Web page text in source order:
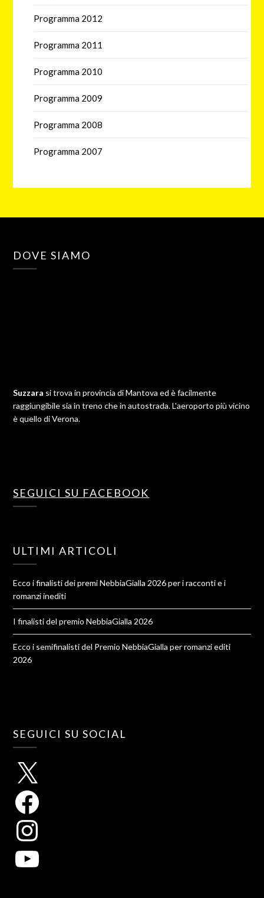
Programma 2012
Programma 2011
Programma 2010
Programma 2009
Programma 2008
Programma 2007
DOVE SIAMO
Suzzara si trova in provincia di Mantova ed è facilmente
raggiungibile sia in treno che in autostrada. L'aeroporto più vicino
è quello di Verona.
SEGUICI SU FACEBOOK
ULTIMI ARTICOLI
Ecco i finalisti dei premi NebbiaGialla 2026 per i racconti e i
romanzi inediti
I finalisti del premio NebbiaGialla 2026
Ecco i semifinalisti del Premio NebbiaGialla per romanzi editi
2026
SEGUICI SU SOCIAL